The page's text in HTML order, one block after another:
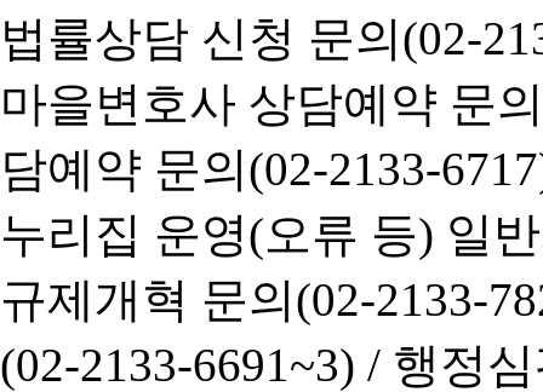
법률상담 신청 문의(02-
마을변호사 상담예약 문
담예약 문의(02-2133-
누리집 운영(오류 등) 일
규제개혁 문의(02-2133-
(02-2133-6691~3) / 행정심